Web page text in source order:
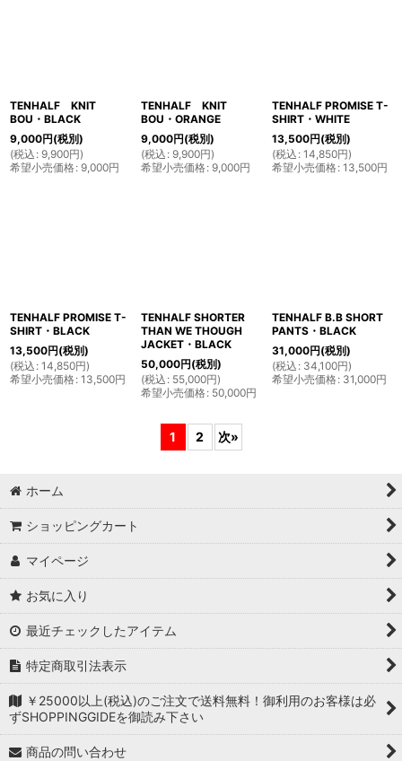
TENHALF KNIT
BOU・BLACK
9,000円(税別)
(税込 : 9,900円)
希望小売価格: 9,000円
TENHALF KNIT
BOU・ORANGE
9,000円(税別)
(税込 : 9,900円)
希望小売価格: 9,000円
TENHALF PROMISE T-
SHIRT・WHITE
13,500円(税別)
(税込 : 14,850円)
希望小売価格: 13,500円
TENHALF PROMISE T-
SHIRT・BLACK
13,500円(税別)
(税込 : 14,850円)
希望小売価格: 13,500円
TENHALF SHORTER
THAN WE THOUGH
JACKET・BLACK
50,000円(税別)
(税込 : 55,000円)
希望小売価格: 50,000円
TENHALF B.B SHORT
PANTS・BLACK
31,000円(税別)
(税込 : 34,100円)
希望小売価格: 31,000円
1 2 次»
ホーム
ショッピングカート
マイページ
お気に入り
最近チェックしたアイテム
特定商取引法表示
￥25000以上(税込)のご注文で送料無料！御利用のお客様は必
ずSHOPPINGGIDEを御読み下さい
商品の問い合わせ